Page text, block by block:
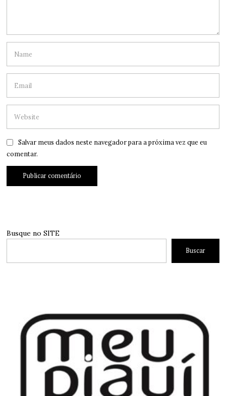
Salvar meus dados neste navegador para a próxima vez que eu
comentar.
Busque no SITE
Buscar